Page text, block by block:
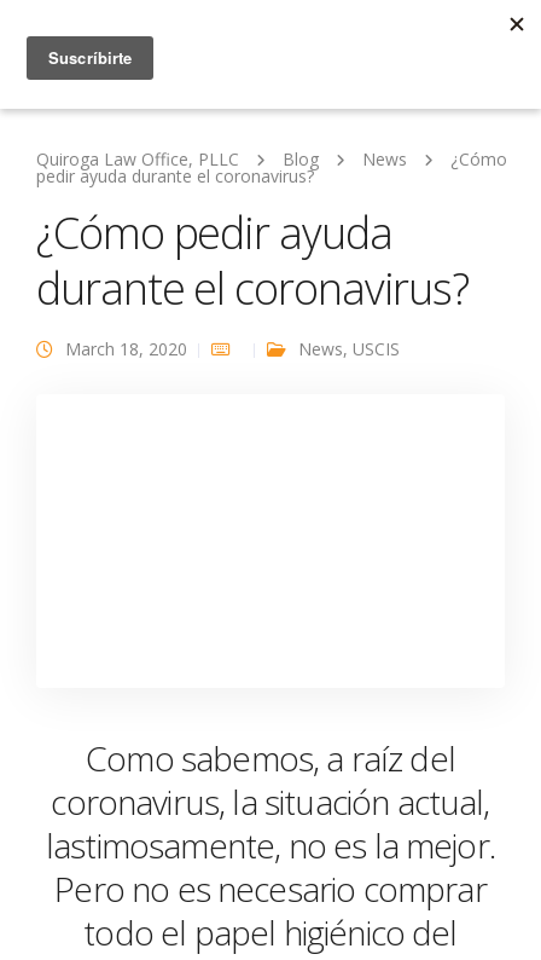
Quiroga Law Office, PLLC Blog News ¿Cómo
pedir ayuda durante el coronavirus?
¿Cómo pedir ayuda
durante el coronavirus?
March 18, 2020 News, USCIS
Como sabemos, a raíz del
coronavirus, la situación actual,
lastimosamente, no es la mejor.
Pero no es necesario comprar
todo el papel higiénico del